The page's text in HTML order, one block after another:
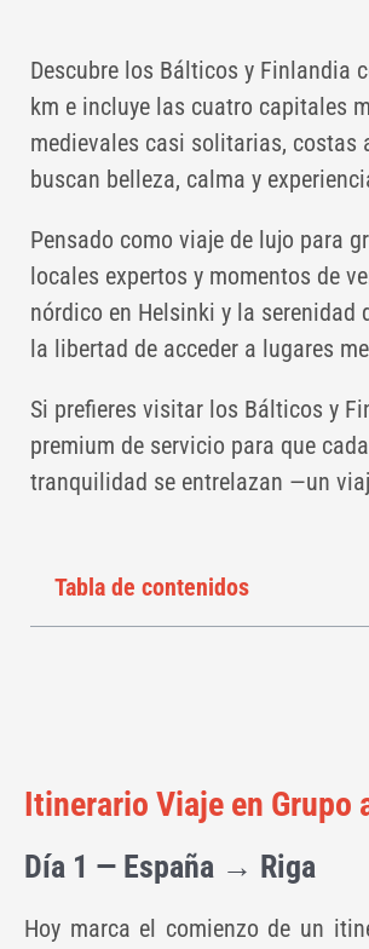
Descubre los Bálticos y Finlandia
km e incluye las cuatro capitales
medievales casi solitarias,
buscan belleza, calma y
Pensado como viaje de lujo para
locales expertos y momentos de
nórdico en Helsinki y la serenidad
la libertad de acceder a lugares
Si prefieres visitar los Bálticos y
premium de servicio para que
tranquilidad se entrelazan —un
Tabla de contenidos
Itinerario Viaje en Grupo
Día 1 — España → Riga
Hoy marca el comienzo de un